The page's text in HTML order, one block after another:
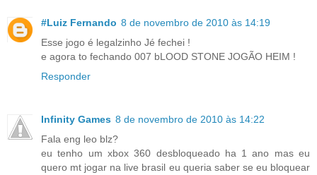
#Luiz Fernando 8 de novembro de 2010 às 14:19
Esse jogo é legalzinho Jé fechei !
e agora to fechando 007 bLOOD STONE JOGÃO HEIM !
Responder
Infinity Games 8 de novembro de 2010 às 14:22
Fala eng leo blz?
eu tenho um xbox 360 desbloqueado ha 1 ano mas eu
quero mt jogar na live brasil eu queria saber se eu bloquear